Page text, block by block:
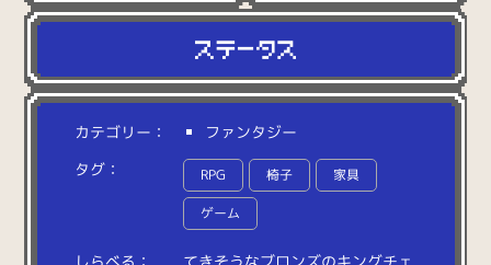
カテゴリー：
ファンタジー
タグ：
RPG 椅子 家具
ゲーム